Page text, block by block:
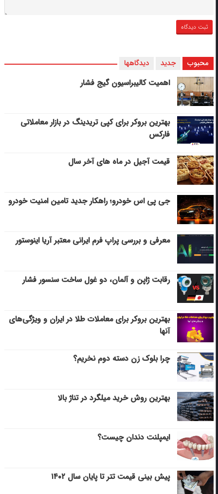
محبوب جدید دیدگاهها
اهمیت کالیبراسیون گیج فشار
بهترین بروکر برای کپی‌ تریدینگ در بازار معاملاتی
فارکس
قیمت آجیل در ماه های آخر سال
جی پی اس خودرو؛ راهکار جدید تامین امنیت خودرو
معرفی و بررسی پراپ فرم ایرانی معتبر آریا اینوستور
رقابت ژاپن و آلمان، دو غول ساخت سنسور فشار
بهترین بروکر برای معاملات طلا در ایران و ویژگی‌های
آنها
چرا بلوک زن دسته دوم نخریم؟
بهترین روش خرید میلگرد در تناژ بالا
ایمپلنت دندان چیست؟
پیش بینی قیمت تتر تا پایان سال ۱۴۰۲